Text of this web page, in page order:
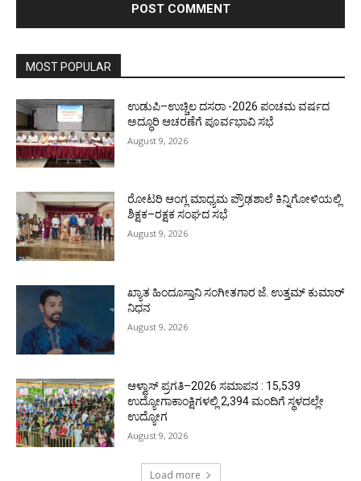
MOST POPULAR
ಉಡುಪಿ–ಉಚ್ಚಿಲ ದಸರಾ -2026 ಪಂಚಮ ವರ್ಷದ
ಅದ್ಧೂರಿ ಆಚರಣೆಗೆ ಪೂರ್ವಭಾವಿ ಸಭೆ
August 9, 2026
ರೋಟರಿ ಆಂಗ್ಲ ಮಾಧ್ಯಮ ಪ್ರೌಢಶಾಲೆ ಕಿನ್ನಿಗೋಳಿಯಲ್ಲಿ
ಶಿಕ್ಷಕ–ರಕ್ಷಕ ಸಂಘದ ಸಭೆ
August 9, 2026
ಖ್ಯಾತ ಹಿಂದೂಸ್ತಾನಿ ಸಂಗೀತಗಾರ ಜೆ. ಉತ್ತಮ್ ಕುಮಾರ್
ನಿಧನ
August 9, 2026
ಆಳ್ವಾಸ್ ಪ್ರಗತಿ–2026 ಸಮಾಪನ : 15,539
ಉದ್ಯೋಗಾಕಾಂಕ್ಷಿಗಳಲ್ಲಿ 2,394 ಮಂದಿಗೆ ಸ್ಥಳದಲ್ಲೇ
ಉದ್ಯೋಗ
August 9, 2026
Load more